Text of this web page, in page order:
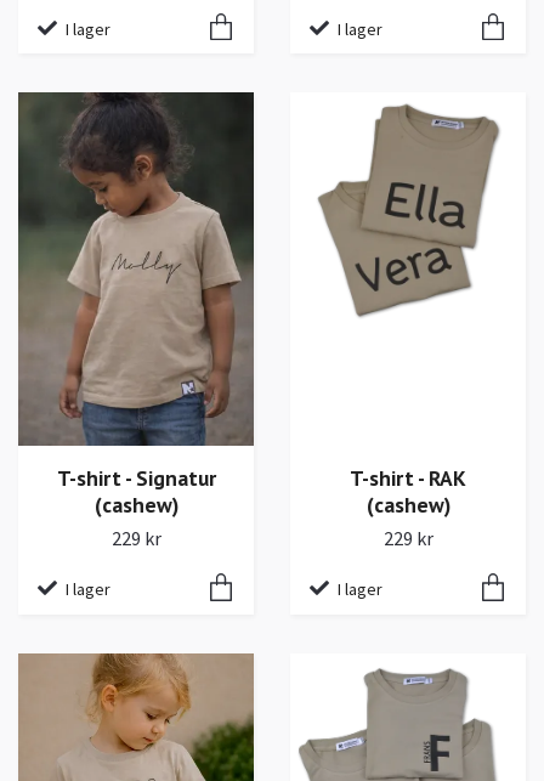
I lager I lager
T-shirt - Signatur
(cashew)
229 kr
I lager
T-shirt - RAK
(cashew)
229 kr
I lager